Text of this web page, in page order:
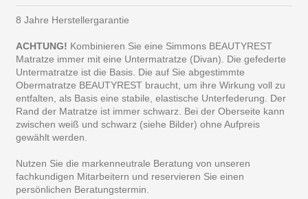
8 Jahre Herstellergarantie
ACHTUNG! Kombinieren Sie eine Simmons BEAUTYREST
Matratze immer mit eine Untermatratze (Divan). Die gefederte
Untermatratze ist die Basis. Die auf Sie abgestimmte
Obermatratze BEAUTYREST braucht, um ihre Wirkung voll zu
entfalten, als Basis eine stabile, elastische Unterfederung. Der
Rand der Matratze ist immer schwarz. Bei der Oberseite kann
zwischen weiß und schwarz (siehe Bilder) ohne Aufpreis
gewählt werden.
Nutzen Sie die markenneutrale Beratung von unseren
fachkundigen Mitarbeitern und reservieren Sie einen
persönlichen Beratungstermin.